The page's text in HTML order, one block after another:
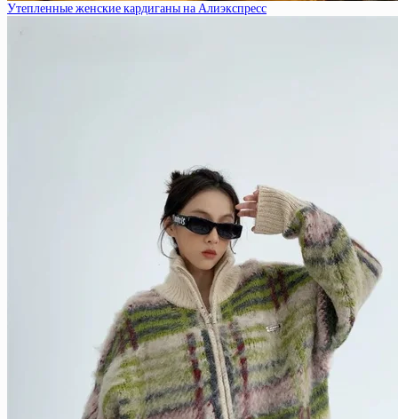
Утепленные женские кардиганы на Алиэкспресс